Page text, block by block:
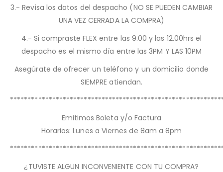
3.- Revisa los datos del despacho (NO SE PUEDEN CAMBIAR
UNA VEZ CERRADA LA COMPRA)
4.- Si compraste FLEX entre las 9.00 y las 12.00hrs el
despacho es el mismo día entre las 3PM Y LAS 10PM
Asegúrate de ofrecer un teléfono y un domicilio donde
SIEMPRE atiendan.
Emitimos Boleta y/o Factura
Horarios: Lunes a Viernes de 8am a 8pm
¿TUVISTE ALGUN INCONVENIENTE CON TU COMPRA?